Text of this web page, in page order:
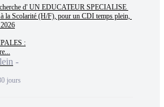
d' UN EDUCATEUR SPECIALISE
la Scolarité (H/F), pour un CDI temps plein,
:
jours